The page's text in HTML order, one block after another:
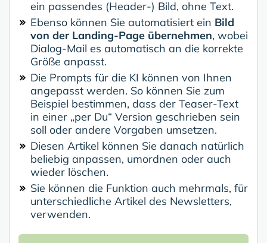
ein passendes (Header-) Bild, ohne Text.
Ebenso können Sie automatisiert ein Bild
von der Landing-Page übernehmen, wobei
Dialog-Mail es automatisch an die korrekte
Größe anpasst.
Die Prompts für die KI können von Ihnen
angepasst werden. So können Sie zum
Beispiel bestimmen, dass der Teaser-Text
in einer „per Du“ Version geschrieben sein
soll oder andere Vorgaben umsetzen.
Diesen Artikel können Sie danach natürlich
beliebig anpassen, umordnen oder auch
wieder löschen.
Sie können die Funktion auch mehrmals, für
unterschiedliche Artikel des Newsletters,
verwenden.